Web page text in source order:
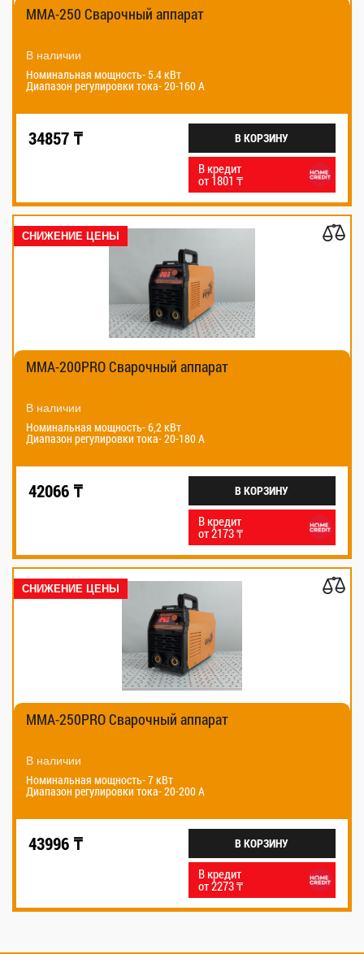
MMA-250 Сварочный аппарат
В наличии
Номинальная мощность- 5.4 кВт
Диапазон регулировки тока- 20-160 А
34857 ₸ В КОРЗИНУ
В кредит
от 1801 ₸
СНИЖЕНИЕ ЦЕНЫ
MMA-200PRO Cварочный аппарат
В наличии
Номинальная мощность- 6,2 кВт
Диапазон регулировки тока- 20-180 А
42066 ₸ В КОРЗИНУ
В кредит
от 2173 ₸
СНИЖЕНИЕ ЦЕНЫ
MMA-250PRO Сварочный аппарат
В наличии
Номинальная мощность- 7 кВт
Диапазон регулировки тока- 20-200 А
43996 ₸ В КОРЗИНУ
В кредит
от 2273 ₸